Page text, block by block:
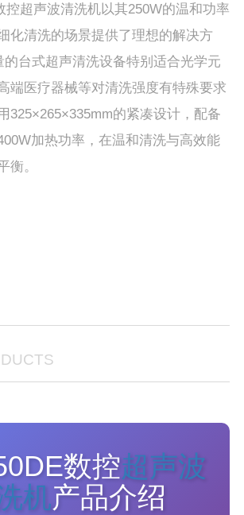
控超声波清洗机以其250W的温和功率
化清洗的场景提供了理想的解决方
的台式超声清洗设备特别适合光学元
端医疗器械等对清洗强度有特殊要求
325×265×335mm的紧凑设计，配备
加热功率，在温和清洗与高效能
衡。
数控超声波
机产品介绍